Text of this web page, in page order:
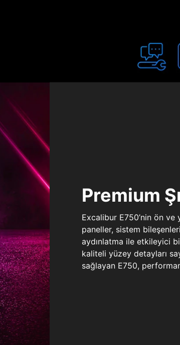
Premium
Excalibur E750’nin ön
paneller, sistem
aydınlatma ile etkileyici
kaliteli yüzey detayları
sağlayan E750,